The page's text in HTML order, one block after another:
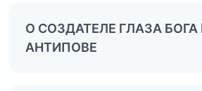
О СОЗДАТЕЛЕ ГЛАЗА БОГА
АНТИПОВЕ